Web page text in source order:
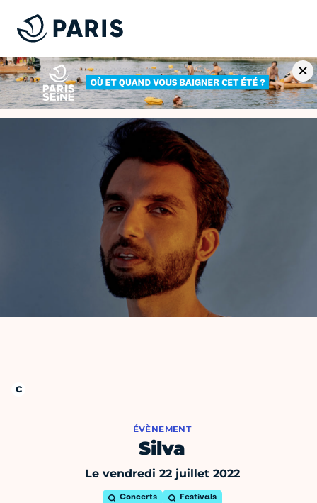
ÉVÈNEMENT
Silva
Le vendredi 22 juillet 2022
Concerts Festivals